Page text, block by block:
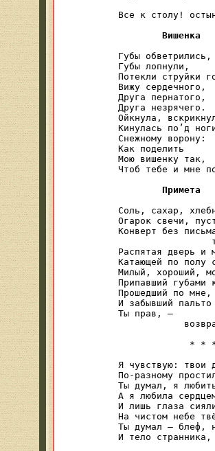
Все к столу!
Вишенка
Губы обветрились,
Губы лопнули,
Потекли струйки
Вижу сердечного,
Друга пернатого,
Друга незрячего.
Ойкнула,
Кинулась по’д
Снежному ворону:
Как поделить
Мою вишенку так,
Чтоб тебе и мне
Примета
Соль, сахар,
Огарок свечи,
Конверт без
Распятая дверь и
Катающей по полу
Милый, хороший,
Припавший губами
Прошедший по
И забывший
Ты прав, —
* *
Я чувствую: твои
По-разному
Ты думал, я
А я любила
И лишь глаза
На чистом небе
Ты думал — блеф,
И тело